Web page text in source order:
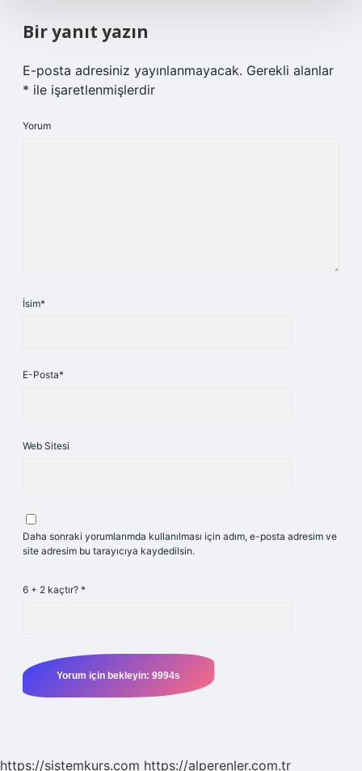
Bir yanıt yazın
E-posta adresiniz yayınlanmayacak. Gerekli alanlar
* ile işaretlenmişlerdir
Yorum
İsim*
E-Posta*
Web Sitesi
Daha sonraki yorumlarımda kullanılması için adım, e-posta adresim ve
site adresim bu tarayıcıya kaydedilsin.
6 + 2 kaçtır? *
https://sistemkurs.com https://alperenler.com.tr